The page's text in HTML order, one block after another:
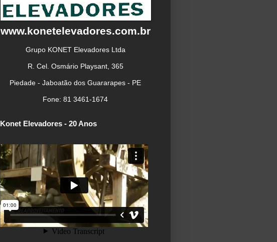
www.konetelevadores.com.br
Grupo KONET Elevadores Ltda
R. Cel. Osmário Playsant, 365
Piedade - Jaboatão dos Guararapes - PE
Fone: 81 3461-1674
Konet Elevadores - 20 Anos